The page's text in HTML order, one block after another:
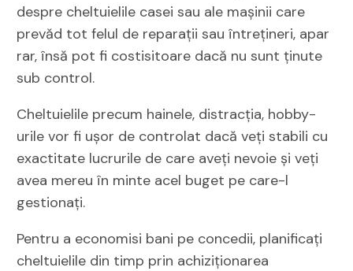
despre cheltuielile casei sau ale mașinii care
prevăd tot felul de reparații sau întrețineri, apar
rar, însă pot fi costisitoare dacă nu sunt ținute
sub control.
Cheltuielile precum hainele, distracția, hobby-
urile vor fi ușor de controlat dacă veți stabili cu
exactitate lucrurile de care aveți nevoie și veți
avea mereu în minte acel buget pe care-l
gestionați.
Pentru a economisi bani pe concedii, planificați
cheltuielile din timp prin achiziționarea